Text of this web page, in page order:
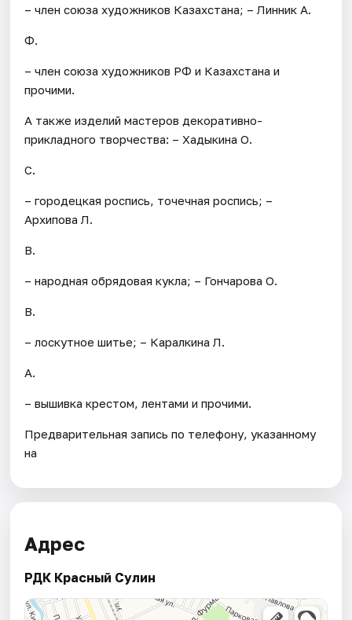
– член союза художников Казахстана; – Линник А.
Ф.
– член союза художников РФ и Казахстана и
прочими.
А также изделий мастеров декоративно-
прикладного творчества: – Хадыкина О.
С.
– городецкая роспись, точечная роспись; –
Архипова Л.
В.
– народная обрядовая кукла; – Гончарова О.
В.
– лоскутное шитье; – Каралкина Л.
А.
– вышивка крестом, лентами и прочими.
Предварительная запись по телефону, указанному
на
Адрес
РДК Красный Сулин